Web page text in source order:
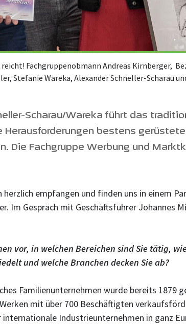
Fachgruppenobmann Andreas Kirnberger,
Stefanie Wareka, Alexander Schneller-Scharau
Scharau/Wareka führt das
Herausforderungen bestens
Die Fachgruppe Werbung und
empfangen und finden uns in einem
Im Gespräch mit Geschäftsführer Johannes
vor, in welchen Bereichen sind Sie tätig,
und welche Branchen decken Sie ab?
Familienunternehmen wurde bereits 1879
mit über 700 Beschäftigten
Industrieunternehmen in ganz